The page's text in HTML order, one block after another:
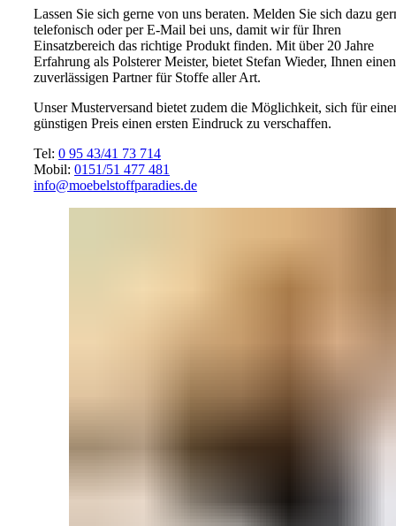
Lassen Sie sich gerne von uns beraten. Melden Sie sich dazu
telefonisch oder per E-Mail bei uns, damit wir für Ihren
Einsatzbereich das richtige Produkt finden. Mit über 20 Jahre
Erfahrung als Polsterer Meister, bietet Stefan Wieder, Ihnen einen
zuverlässigen Partner für Stoffe aller Art.
Unser Musterversand bietet zudem die Möglichkeit, sich für
günstigen Preis einen ersten Eindruck zu verschaffen.
Tel: 0 95 43/41 73 714
Mobil: 0151/51 477 481
info@moebelstoffparadies.de